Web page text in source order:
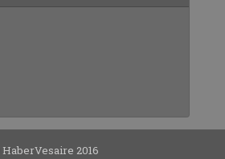
2016